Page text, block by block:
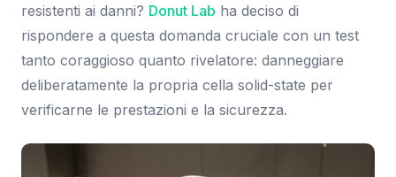
resistenti ai danni? Donut Lab ha deciso di
rispondere a questa domanda cruciale con un test
tanto coraggioso quanto rivelatore: danneggiare
deliberatamente la propria cella solid-state per
verificarne le prestazioni e la sicurezza.